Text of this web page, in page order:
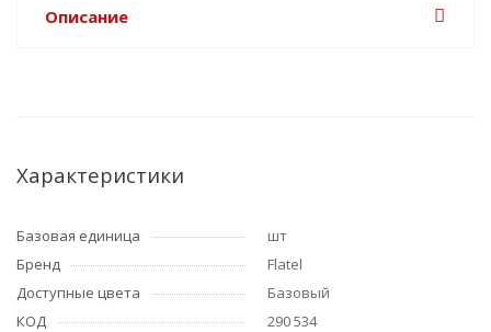
Описание
Характеристики
Базовая единица
шт
Бренд
Flatel
Доступные цвета
Базовый
КОД
290 534